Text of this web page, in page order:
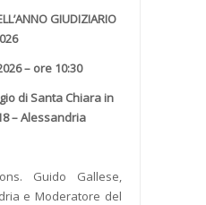
GIUDIZIARIO
– ore 10:30
di Santa Chiara in
– Alessandria
Guido Gallese,
e Moderatore del